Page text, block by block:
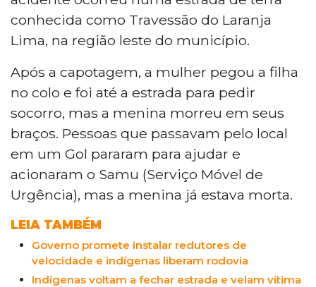
conhecida como Travessão do Laranja
Lima, na região leste do município.
Após a capotagem, a mulher pegou a filha
no colo e foi até a estrada para pedir
socorro, mas a menina morreu em seus
braços. Pessoas que passavam pelo local
em um Gol pararam para ajudar e
acionaram o Samu (Serviço Móvel de
Urgência), mas a menina já estava morta.
LEIA TAMBÉM
Governo promete instalar redutores de
velocidade e indígenas liberam rodovia
Indígenas voltam a fechar estrada e velam vítima